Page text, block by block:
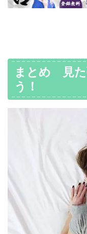
まとめ 見た
う！